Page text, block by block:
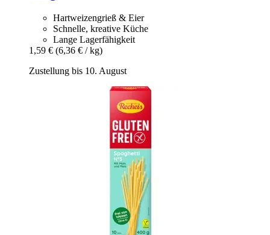
Hartweizengrieß & Eier
Schnelle, kreative Küche
Lange Lagerfähigkeit
1,59 € (6,36 € / kg)
Zustellung bis 10. August